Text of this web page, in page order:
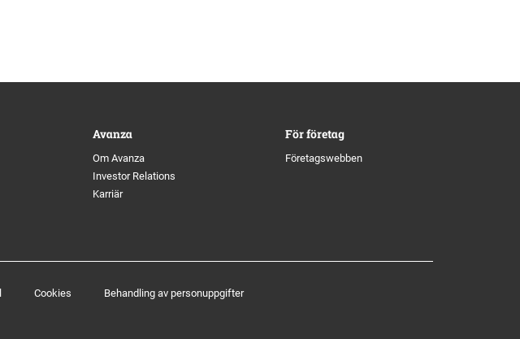
Avanza
Om Avanza
Investor Relations
Karriär
För företag
Företagswebben
Cookies Behandling av personuppgifter